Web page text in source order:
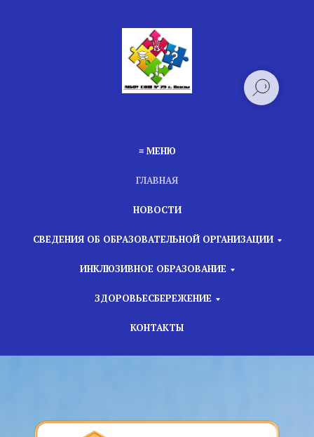
≡ МЕНЮ
ГЛАВНАЯ
НОВОСТИ
СВЕДЕНИЯ ОБ ОБРАЗОВАТЕЛЬНОЙ ОРГАНИЗАЦИИ
ИНКЛЮЗИВНОЕ ОБРАЗОВАНИЕ
ЗДОРОВЬЕСБЕРЕЖЕНИЕ
КОНТАКТЫ